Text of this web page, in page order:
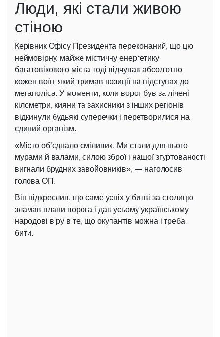
Люди, які стали живою
стіною
Керівник Офісу Президента переконаний, що цю
неймовірну, майже містичну енергетику
багатовікового міста тоді відчував абсолютно
кожен воїн, який тримав позиції на підступах до
мегаполіса. У моменти, коли ворог був за лічені
кілометри, кияни та захисники з інших регіонів
відкинули будьякі суперечки і перетворилися на
єдиний організм.
«Місто обʼєднало сміливих. Ми стали для нього
мурами й валами, силою зброї і нашої згуртованості
вигнали брудних завойовників», — наголосив
голова ОП.
Він підкреслив, що саме успіх у битві за столицю
зламав плани ворога і дав усьому українському
народові віру в те, що окупантів можна і треба
бити.